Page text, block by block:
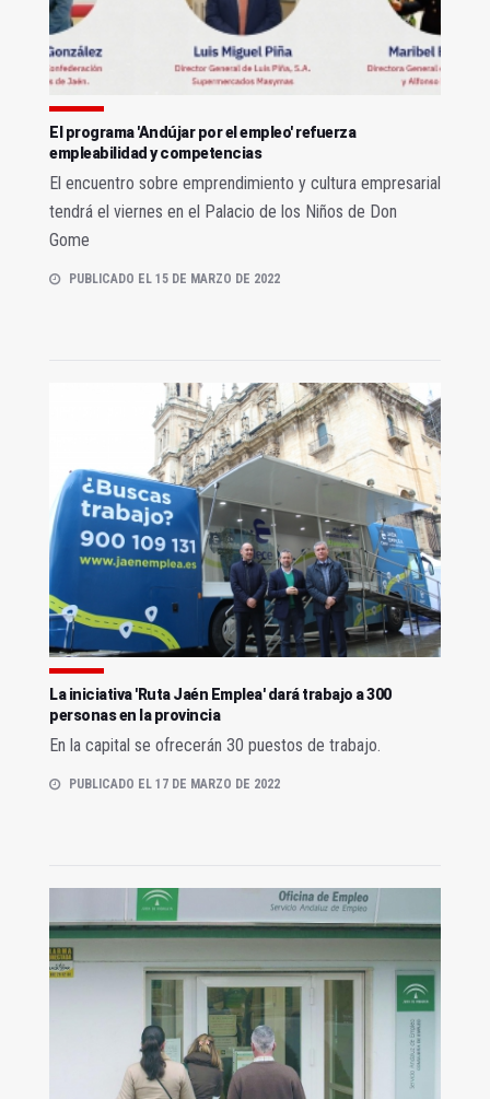
El programa 'Andújar por el empleo' refuerza
empleabilidad y competencias
El encuentro sobre emprendimiento y cultura empresarial
tendrá el viernes en el Palacio de los Niños de Don
Gome
PUBLICADO EL 15 DE MARZO DE 2022
La iniciativa 'Ruta Jaén Emplea' dará trabajo a 300
personas en la provincia
En la capital se ofrecerán 30 puestos de trabajo.
PUBLICADO EL 17 DE MARZO DE 2022